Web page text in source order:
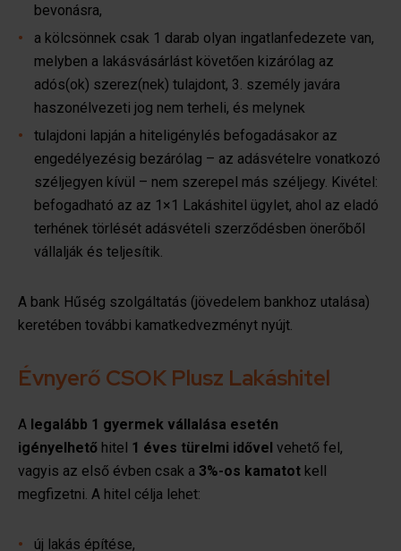
bevonásra,
a kölcsönnek csak 1 darab olyan ingatlanfedezete van,
melyben a lakásvásárlást követően kizárólag az
adós(ok) szerez(nek) tulajdont, 3. személy javára
haszonélvezeti jog nem terheli, és melynek
tulajdoni lapján a hiteligénylés befogadásakor az
engedélyezésig bezárólag – az adásvételre vonatkozó
széljegyen kívül – nem szerepel más széljegy. Kivétel:
befogadható az az 1×1 Lakáshitel ügylet, ahol az eladó
terhének törlését adásvételi szerződésben önerőből
vállalják és teljesítik.
A bank Hűség szolgáltatás (jövedelem bankhoz utalása)
keretében további kamatkedvezményt nyújt.
Évnyerő CSOK Plusz Lakáshitel
A legalább 1 gyermek vállalása esetén
igényelhető hitel 1 éves türelmi idővel vehető fel,
vagyis az első évben csak a 3%-os kamatot kell
megfizetni. A hitel célja lehet:
új lakás építése,